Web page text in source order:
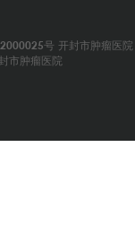
号 开封市肿瘤医院
市肿瘤医院